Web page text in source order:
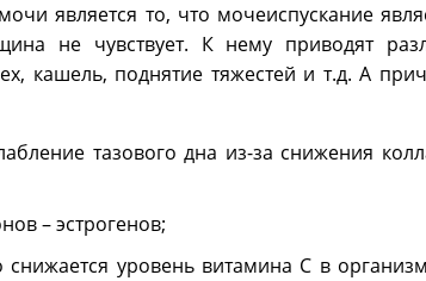
является то, что мочеиспускание
не чувствует. К нему приводят
кашель, поднятие тяжестей и т.д. А
тазового дна из-за снижения
– эстрогенов;
снижается уровень витамина С в